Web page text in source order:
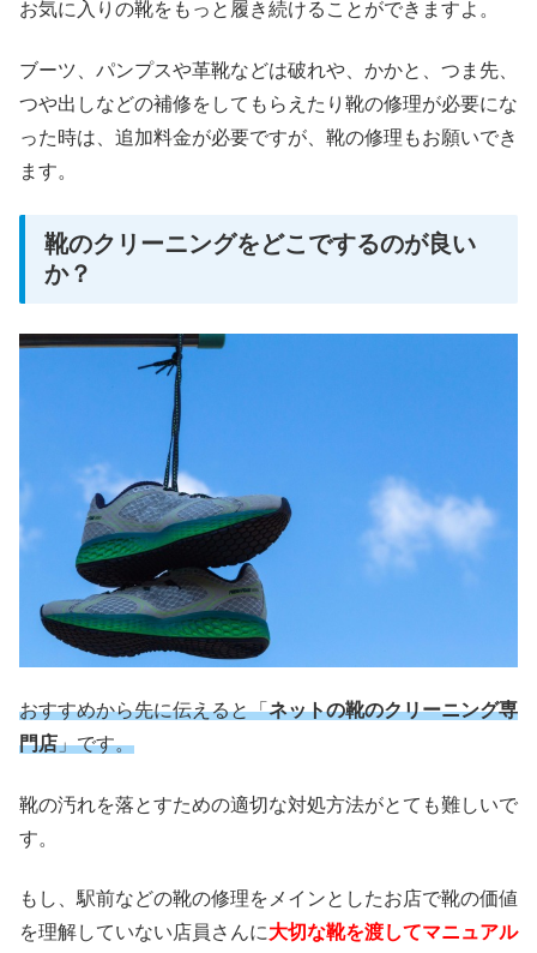
お気に入りの靴をもっと履き続けることができますよ。
ブーツ、パンプスや革靴などは破れや、かかと、つま先、
つや出しなどの補修をしてもらえたり靴の修理が必要にな
った時は、追加料金が必要ですが、靴の修理もお願いでき
ます。
靴のクリーニングをどこでするのが良い
か？
おすすめから先に伝えると「ネットの靴のクリーニング専
門店」です。
靴の汚れを落とすための適切な対処方法がとても難しいで
す。
もし、駅前などの靴の修理をメインとしたお店で靴の価値
を理解していない店員さんに大切な靴を渡してマニュアル